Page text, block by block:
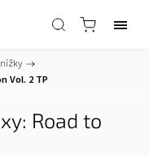
/
Vol. 2 TP
Road to